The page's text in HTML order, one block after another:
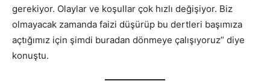
gerekiyor. Olaylar ve koşullar çok hızlı değişiyor. Biz
olmayacak zamanda faizi düşürüp bu dertleri başımıza
açtığımız için şimdi buradan dönmeye çalışıyoruz” diye
konuştu.